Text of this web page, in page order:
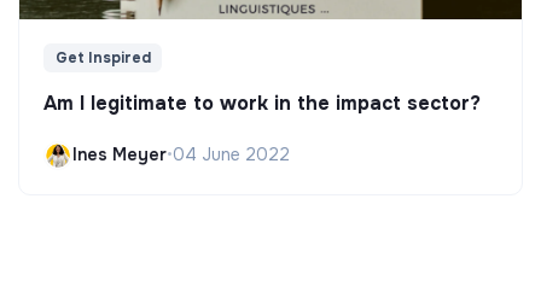
Get Inspired
Am I legitimate to work in the impact sector?
Ines Meyer•04 June 2022